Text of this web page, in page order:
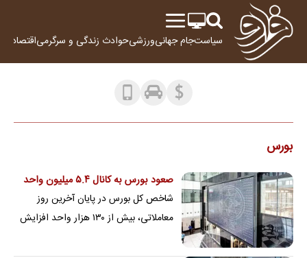
سیاستجام جهانیورزشیحوادث زندگی و سرگرمیاقتصاد
بورس
صعود بورس به کانال ۵.۴ میلیون واحد
شاخص کل بورس در پایان آخرین روز
معاملاتی، بیش از ۱۳۰ هزار واحد افزایش